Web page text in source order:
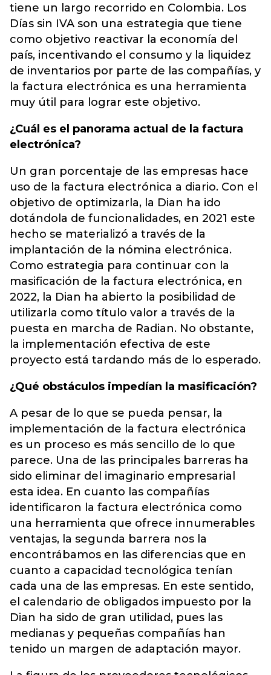
tiene un largo recorrido en Colombia. Los
Días sin IVA son una estrategia que tiene
como objetivo reactivar la economía del
país, incentivando el consumo y la liquidez
de inventarios por parte de las compañías, y
la factura electrónica es una herramienta
muy útil para lograr este objetivo.
¿Cuál es el panorama actual de la factura
electrónica?
Un gran porcentaje de las empresas hace
uso de la factura electrónica a diario. Con el
objetivo de optimizarla, la Dian ha ido
dotándola de funcionalidades, en 2021 este
hecho se materializó a través de la
implantación de la nómina electrónica.
Como estrategia para continuar con la
masificación de la factura electrónica, en
2022, la Dian ha abierto la posibilidad de
utilizarla como título valor a través de la
puesta en marcha de Radian. No obstante,
la implementación efectiva de este
proyecto está tardando más de lo esperado.
¿Qué obstáculos impedían la masificación?
A pesar de lo que se pueda pensar, la
implementación de la factura electrónica
es un proceso es más sencillo de lo que
parece. Una de las principales barreras ha
sido eliminar del imaginario empresarial
esta idea. En cuanto las compañías
identificaron la factura electrónica como
una herramienta que ofrece innumerables
ventajas, la segunda barrera nos la
encontrábamos en las diferencias que en
cuanto a capacidad tecnológica tenían
cada una de las empresas. En este sentido,
el calendario de obligados impuesto por la
Dian ha sido de gran utilidad, pues las
medianas y pequeñas compañías han
tenido un margen de adaptación mayor.